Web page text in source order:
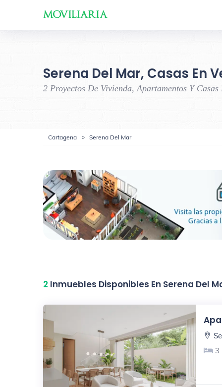
Serena Del Mar, Casas En
2 Proyectos De Vivienda, Apartamentos Y
Cartagena Serena Del Mar
2 Inmuebles Disponibles En Serena Del
3